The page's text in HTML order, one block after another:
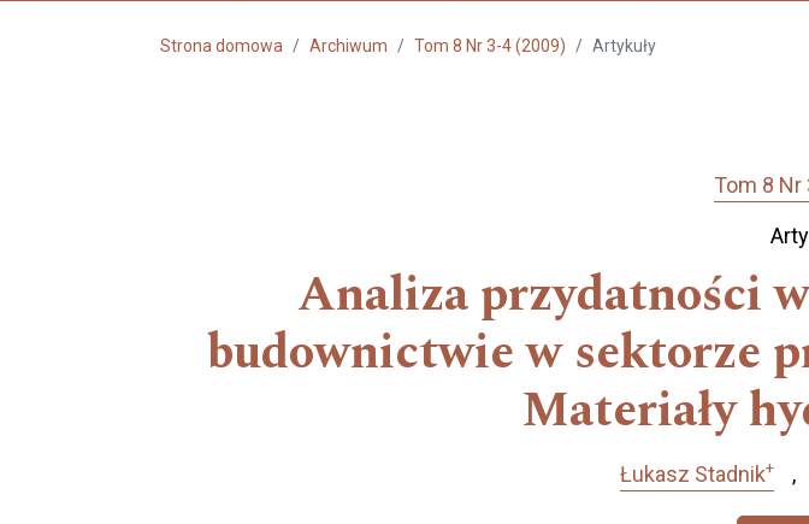
Strona domowa Archiwum Tom 8 Nr 3-4 (2009) Artykuły
Tom 8 Nr
Analiza przydatności
budownictwie w sektorze
Materiały
Łukasz Stadnik+